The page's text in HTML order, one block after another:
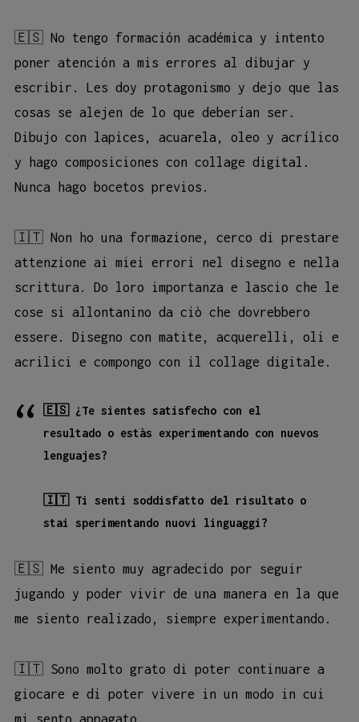
🇪🇸 No tengo formación académica y intento
poner atención a mis errores al dibujar y
escribir. Les doy protagonismo y dejo que las
cosas se alejen de lo que deberían ser.
Dibujo con lapices, acuarela, oleo y acrílico
y hago composiciones con collage digital.
Nunca hago bocetos previos.
🇮🇹 Non ho una formazione, cerco di prestare
attenzione ai miei errori nel disegno e nella
scrittura. Do loro importanza e lascio che le
cose si allontanino da ciò che dovrebbero
essere. Disegno con matite, acquerelli, oli e
acrilici e compongo con il collage digitale.
🇪🇸 ¿Te sientes satisfecho con el
resultado o estàs experimentando con nuevos
lenguajes?
🇮🇹 Ti senti soddisfatto del risultato o
stai sperimentando nuovi linguaggi?
🇪🇸 Me siento muy agradecido por seguir
jugando y poder vivir de una manera en la que
me siento realizado, siempre experimentando.
🇮🇹 Sono molto grato di poter continuare a
giocare e di poter vivere in un modo in cui
mi sento appagato.